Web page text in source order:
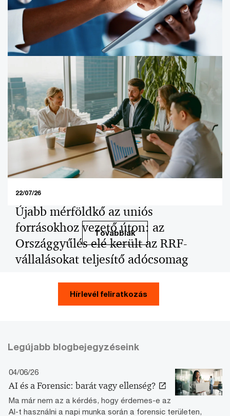
Az Európai Bizottság újabb lépésekkel segíti az EUDR
gyakorlati végrehajtását Ennek keretében 2026. július
13-án két fontos jogi aktust fogadott el, a májusi
javaslatcsomag és az ahhoz kapcsolódó társadalmi
egyeztetés alapján
23/07/26
Hogyan léphet szintet a hazai e-
egészségügy?
Három eszköz, egy betegút
22/07/26
Újabb mérföldkő az uniós
forrásokhoz vezető úton: az
Országgyűlés elé került az RRF-
vállalásokat teljesítő adócsomag
Továbbiak
Hírlevél feliratkozás
Legújabb blogbejegyzéseink
04/06/26
AI és a Forensic: barát vagy ellenség?
Ma már nem az a kérdés, hogy érdemes-e az
AI-t használni a napi munka során a forensic területen,